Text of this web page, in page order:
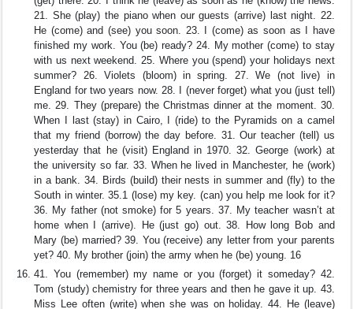
21. She (play) the piano when our guests (arrive) last night. 22.
He (come) and (see) you soon. 23. I (come) as soon as I have
finished my work. You (be) ready? 24. My mother (come) to stay
with us next weekend. 25. Where you (spend) your holidays next
summer? 26. Violets (bloom) in spring. 27. We (not live) in
England for two years now. 28. I (never forget) what you (just tell)
me. 29. They (prepare) the Christmas dinner at the moment. 30.
When I last (stay) in Cairo, I (ride) to the Pyramids on a camel
that my friend (borrow) the day before. 31. Our teacher (tell) us
yesterday that he (visit) England in 1970. 32. George (work) at
the university so far. 33. When he lived in Manchester, he (work)
in a bank. 34. Birds (build) their nests in summer and (fly) to the
South in winter. 35.1 (lose) my key. (can) you help me look for it?
36. My father (not smoke) for 5 years. 37. My teacher wasn’t at
home when I (arrive). He (just go) out. 38. How long Bob and
Mary (be) married? 39. You (receive) any letter from your parents
yet? 40. My brother (join) the army when he (be) young. 16
41. You (remember) my name or you (forget) it someday? 42.
Tom (study) chemistry for three years and then he gave it up. 43.
Miss Lee often (write) when she was on holiday. 44. He (leave)